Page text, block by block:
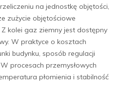
na jednostkę objętości,
zużycie objętościowe
kolei gaz ziemny jest dostępny
W praktyce o kosztach
budynku, sposób regulacji
procesach przemysłowych
płomienia i stabilność